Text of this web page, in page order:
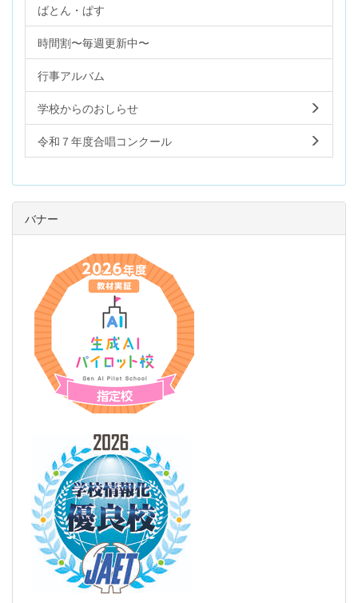
ばとん・ぱす
時間割〜毎週更新中〜
行事アルバム
学校からのおしらせ
令和７年度合唱コンクール
バナー